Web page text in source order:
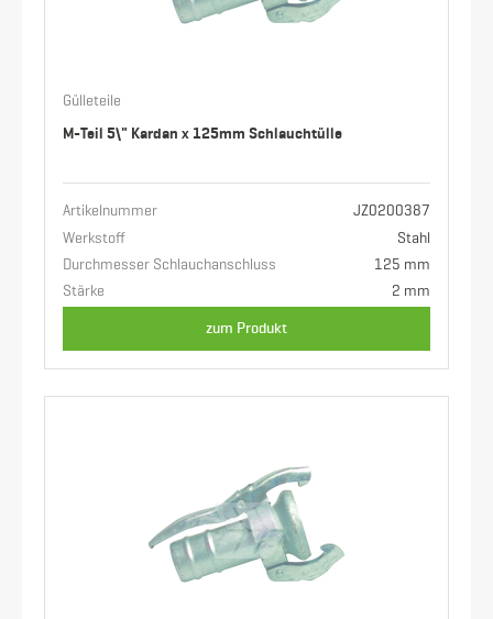
Gülleteile
M-Teil 5\" Kardan x 125mm Schlauchtülle
Artikelnummer
JZ0200387
Werkstoff
Stahl
Durchmesser Schlauchanschluss
125 mm
Stärke
2 mm
zum Produkt